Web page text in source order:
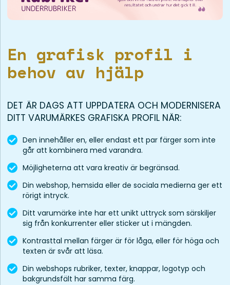
En grafisk profil i
behov av hjälp
DET ÄR DAGS ATT UPPDATERA OCH MODERNISERA
DITT VARUMÄRKES GRAFISKA PROFIL NÄR:
Den innehåller en, eller endast ett par färger som inte
går att kombinera med varandra.
Möjligheterna att vara kreativ är begränsad.
Din webshop, hemsida eller de sociala medierna ger ett
rörigt intryck.
Ditt varumärke inte har ett unikt uttryck som särskiljer
sig från konkurrenter eller sticker ut i mängden.
Kontrasttal mellan färger är för låga, eller för höga och
texten är svår att läsa.
Din webshops rubriker, texter, knappar, logotyp och
bakgrundsfält har samma färg.